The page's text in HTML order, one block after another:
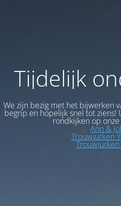
Tijdelijk
We zijn bezig met het bijwerken
begrip en hopelijk snel tot ziens!
rondkijken op
Ann &
Trouwjurken